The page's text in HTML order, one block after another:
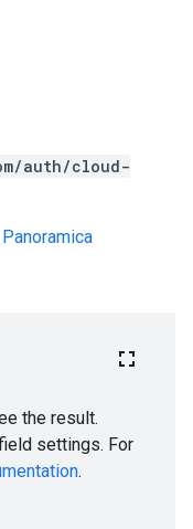
auth/cloud-
Panoramica